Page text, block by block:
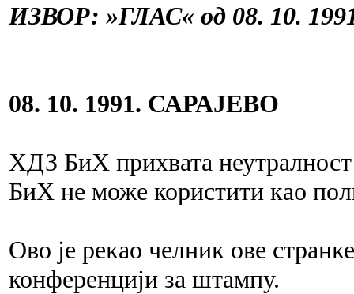
ИЗВОР: »ГЛАС« од 08. 10.
08. 10. 1991. САРАЈЕВО
ХДЗ БиХ прихвата неутралност
БиХ не може користити као
Ово је рекао челник ове
конференцији за штампу.